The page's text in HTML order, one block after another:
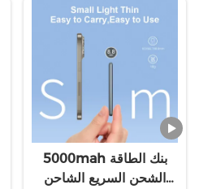
5000mah بنك الطاقة
الشحن السريع الشاحن